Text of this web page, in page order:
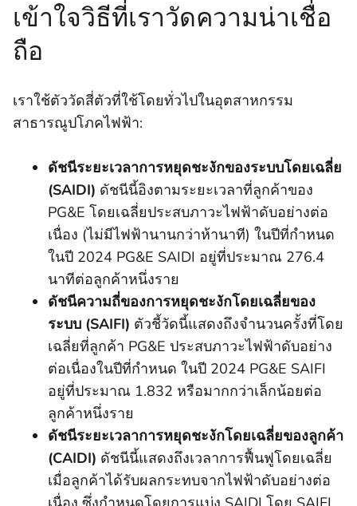
เข้าใจวิธีที่เราวัดความน่าเชื่อ
ถือ
เราใช้ตัววัดสี่ตัวที่ใช้โดยทั่วไปในอุตสาหกรรม
สาธารณูปโภคไฟฟ้า:
ดัชนีระยะเวลาการหยุดชะงักของระบบโดยเฉลี่ย
(SAIDI) ดัชนีนี้อิงตามระยะเวลาที่ลูกค้าของ
PG&E โดยเฉลี่ยประสบภาวะไฟฟ้าดับอย่างต่อ
เนื่อง (ไม่มีไฟฟ้านานกว่าห้านาที) ในปีที่กําหนด
ในปี 2024 PG&E SAIDI อยู่ที่ประมาณ 276.4
นาทีต่อลูกค้าหนึ่งราย
ดัชนีความถี่ของการหยุดชะงักโดยเฉลี่ยของ
ระบบ (SAIFI) ตัวชี้วัดนี้แสดงถึงจํานวนครั้งที่โดย
เฉลี่ยที่ลูกค้า PG&E ประสบภาวะไฟฟ้าดับอย่าง
ต่อเนื่องในปีที่กําหนด ในปี 2024 PG&E SAIFI
อยู่ที่ประมาณ 1.832 หรือมากกว่าเล็กน้อยต่อ
ลูกค้าหนึ่งราย
ดัชนีระยะเวลาการหยุดชะงักโดยเฉลี่ยของลูกค้า
(CAIDI) ดัชนีนี้แสดงถึงเวลาการฟื้นฟูโดยเฉลี่ย
เมื่อลูกค้าได้รับผลกระทบจากไฟฟ้าดับอย่างต่อ